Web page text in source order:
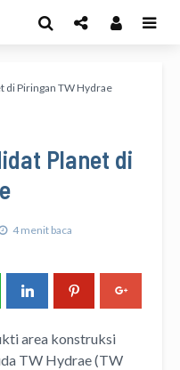
di Piringan TW Hydrae
Planet di
4 menit baca
area konstruksi
TW Hydrae (TW